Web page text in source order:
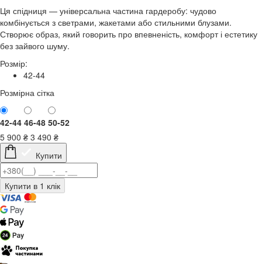
Ця спідниця — універсальна частина гардеробу: чудово
комбінується з светрами, жакетами або стильними блузами.
Створює образ, який говорить про впевненість, комфорт і естетику
без зайвого шуму.
Розмір:
42-44
Розмірна сітка
42-44 46-48 50-52
5 900 ₴ 3 490 ₴
Купити